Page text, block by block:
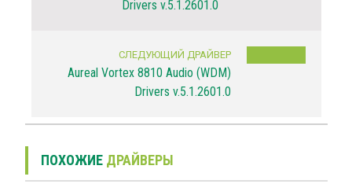
Drivers v.5.1.2601.0
СЛЕДУЮЩИЙ ДРАЙВЕР
Aureal Vortex 8810 Audio (WDM)
Drivers v.5.1.2601.0
ПОХОЖИЕ ДРАЙВЕРЫ